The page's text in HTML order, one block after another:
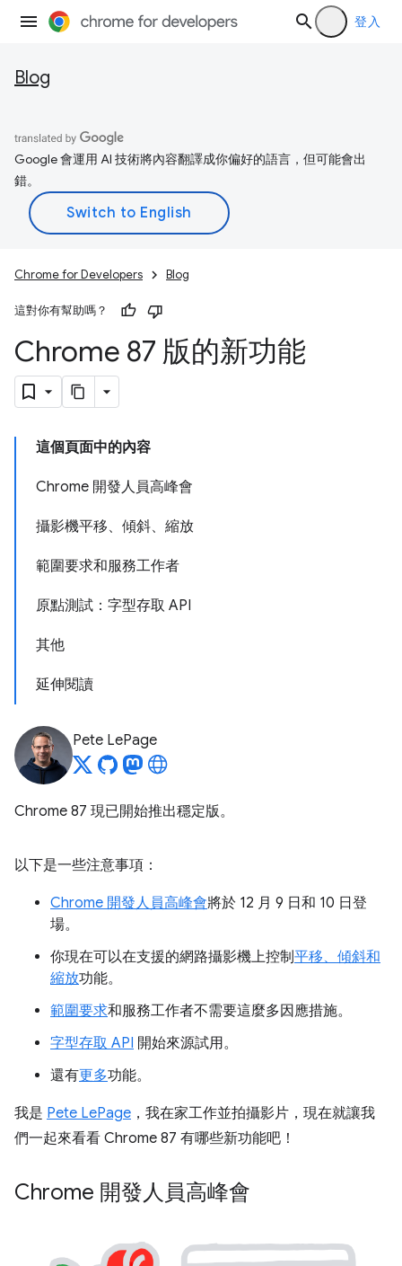
登入
Blog
Google 會運用 AI 技術將內容翻譯成你偏好的語言，但可能會出
錯。
Chrome for Developers Blog
這對你有幫助嗎？
Chrome 87 版的新功能
這個頁面中的內容
Chrome 開發人員高峰會
攝影機平移、傾斜、縮放
範圍要求和服務工作者
原點測試：字型存取 API
其他
延伸閱讀
Pete LePage
Chrome 87 現已開始推出穩定版。
以下是一些注意事項：
Chrome 開發人員高峰會將於 12 月 9 日和 10 日登
場。
你現在可以在支援的網路攝影機上控制平移、傾斜和
縮放功能。
範圍要求和服務工作者不需要這麼多因應措施。
字型存取 API 開始來源試用。
還有更多功能。
我是 Pete LePage ，我在家工作並拍攝影片，現在就讓我
們一起來看看 Chrome 87 有哪些新功能吧！
Chrome 開發人員高峰會